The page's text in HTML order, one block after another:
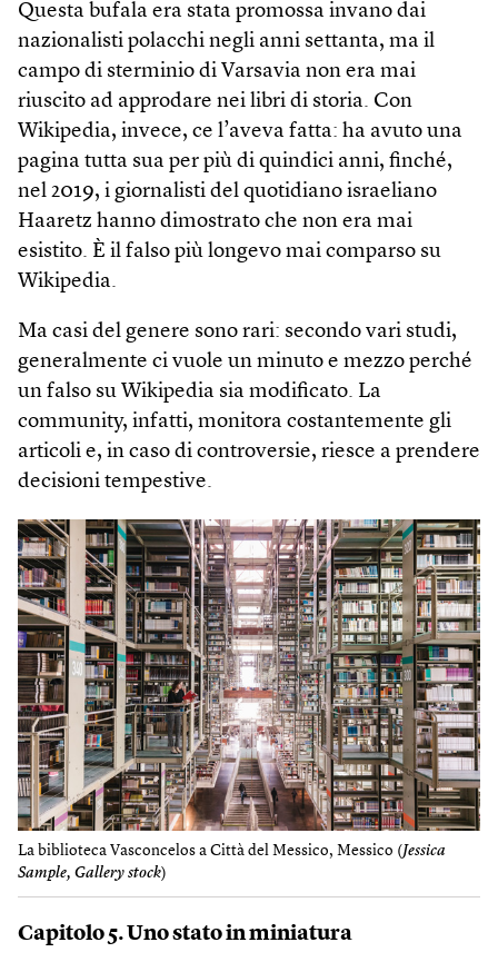
Questa bufala era stata promossa invano dai
nazionalisti polacchi negli anni settanta, ma il
campo di sterminio di Varsavia non era mai
riuscito ad approdare nei libri di storia. Con
Wikipedia, invece, ce l’aveva fatta: ha avuto una
pagina tutta sua per più di quindici anni, finché,
nel 2019, i giornalisti del quotidiano israeliano
Haaretz hanno dimostrato che non era mai
esistito. È il falso più longevo mai comparso su
Wikipedia.
Ma casi del genere sono rari: secondo vari studi,
generalmente ci vuole un minuto e mezzo perché
un falso su Wikipedia sia modificato. La
community, infatti, monitora costantemente gli
articoli e, in caso di controversie, riesce a prendere
decisioni tempestive.
La biblioteca Vasconcelos a Città del Messico, Messico (Jessica
Sample, Gallery stock)
Capitolo 5. Uno stato in miniatura